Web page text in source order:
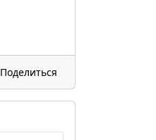
Поделиться